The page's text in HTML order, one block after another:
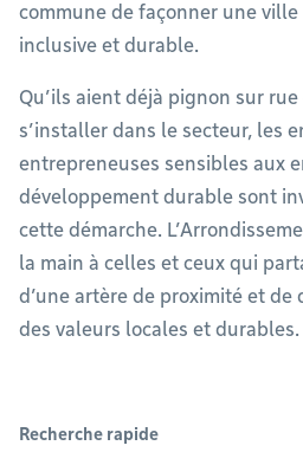
commune de façonner une
inclusive et durable.
Qu’ils aient déjà pignon sur
s’installer dans le secteur, les
entrepreneuses sensibles aux
développement durable sont
cette démarche.
la main à celles et ceux qui
d’une artère de proximité et
des valeurs locales et durables.
Recherche rapide